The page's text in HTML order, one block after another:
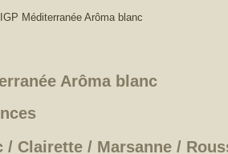
Méditerranée Arôma blanc
Arôma blanc
/ Clairette / Marsanne /